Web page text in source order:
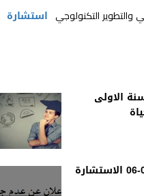
الاولى
اعلان عدم حدوى الحصص 01 -04-06 الاستشارة
والتطوير التكنولوجي استشارة